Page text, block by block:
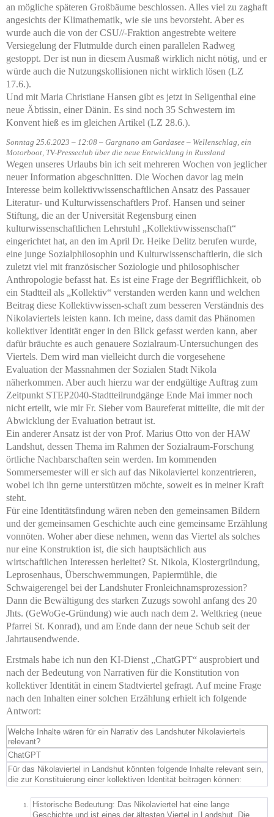
an mögliche späteren Großbäume beschlossen. Alles viel zu zaghaft
angesichts der Klimathematik, wie sie uns bevorsteht. Aber es
wurde auch die von der CSU//-Fraktion angestrebte weitere
Versiegelung der Flutmulde durch einen parallelen Radweg
gestoppt. Der ist nun in diesem Ausmaß wirklich nicht nötig, und er
würde auch die Nutzungskollisionen nicht wirklich lösen (LZ
17.6.).
Und mit Maria Christiane Hansen gibt es jetzt in Seligenthal eine
neue Äbtissin, einer Dänin. Es sind noch 35 Schwestern im
Konvent hieß es im gleichen Artikel (LZ 28.6.).
Sonntag 25.6.2023 – 12:08 – Gargnano am Gardasee – Wellenschlag, ein
Motorboot, TV-Presseclub über die neue Entwicklung in Russland
Wegen unseres Urlaubs bin ich seit mehreren Wochen von jeglicher
neuer Information abgeschnitten. Die Wochen davor lag mein
Interesse beim kollektivwissenschaftlichen Ansatz des Passauer
Literatur- und Kulturwissenschaftlers Prof. Hansen und seiner
Stiftung, die an der Universität Regensburg einen
kulturwissenschaftlichen Lehrstuhl „Kollektivwissenschaft“
eingerichtet hat, an den im April Dr. Heike Delitz berufen wurde,
eine junge Sozialphilosophin und Kulturwissenschaftlerin, die sich
zuletzt viel mit französischer Soziologie und philosophischer
Anthropologie befasst hat. Es ist eine Frage der Begrifflichkeit, ob
ein Stadtteil als „Kollektiv“ verstanden werden kann und welchen
Beitrag diese Kollektivwissen-schaft zum besseren Verständnis des
Nikolaviertels leisten kann. Ich meine, dass damit das Phänomen
kollektiver Identität enger in den Blick gefasst werden kann, aber
dafür bräuchte es auch genauere Sozialraum-Untersuchungen des
Viertels. Dem wird man vielleicht durch die vorgesehene
Evaluation der Massnahmen der Sozialen Stadt Nikola
näherkommen. Aber auch hierzu war der endgültige Auftrag zum
Zeitpunkt STEP2040-Stadtteilrundgänge Ende Mai immer noch
nicht erteilt, wie mir Fr. Sieber vom Baureferat mitteilte, die mit der
Abwicklung der Evaluation betraut ist.
Ein anderer Ansatz ist der von Prof. Marius Otto von der HAW
Landshut, dessen Thema im Rahmen der Sozialraum-Forschung
örtliche Nachbarschaften sein werden. Im kommenden
Sommersemester will er sich auf das Nikolaviertel konzentrieren,
wobei ich ihn gerne unterstützen möchte, soweit es in meiner Kraft
steht.
Für eine Identitätsfindung wären neben den gemeinsamen Bildern
und der gemeinsamen Geschichte auch eine gemeinsame Erzählung
vonnöten. Woher aber diese nehmen, wenn das Viertel als solches
nur eine Konstruktion ist, die sich hauptsächlich aus
wirtschaftlichen Interessen herleitet? St. Nikola, Klostergründung,
Leprosenhaus, Überschwemmungen, Papiermühle, die
Schwaigerengel bei der Landshuter Fronleichnamsprozession?
Dann die Bewältigung des starken Zuzugs sowohl anfang des 20
Jhts. (GeWoGe-Gründung) wie auch nach dem 2. Weltkrieg (neue
Pfarrei St. Konrad), und am Ende dann der neue Schub seit der
Jahrtausendwende.
Erstmals habe ich nun den KI-Dienst „ChatGPT“ ausprobiert und
nach der Bedeutung von Narrativen für die Konstitution von
kollektiver Identität in einem Stadtviertel gefragt. Auf meine Frage
nach den Inhalten einer solchen Erzählung erhielt ich folgende
Antwort:
Welche Inhalte wären für ein Narrativ des Landshuter Nikolaviertels
relevant?
ChatGPT
Für das Nikolaviertel in Landshut könnten folgende Inhalte relevant sein,
die zur Konstituierung einer kollektiven Identität beitragen können:
Historische Bedeutung: Das Nikolaviertel hat eine lange
Geschichte und ist eines der ältesten Viertel in Landshut. Die